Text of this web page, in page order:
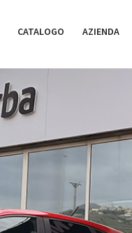
CATALOGO AZIENDA